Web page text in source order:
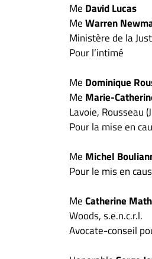
Me David Lucas
MeWarren
Ministère de la
Pour l’intimé
Me Dominique
Me Marie-
Lavoie, Rousseau
Pour la mise en
Me Michel
Pour le mis en
MeCatherine
Woods, s.e.n.c.r.l.
Avocate-conseil